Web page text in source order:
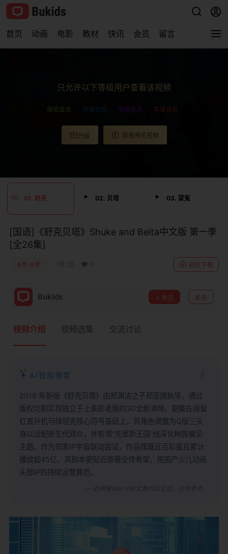
首页 动画 电影 教材 快讯 会员 留言
只允许以下等级用户查看该视频
体验会员 月度会员 季度会员 年度会员
升级 观看预览视频
01. 舒克 02. 贝塔 03. 蒙冤
[国语]《舒克贝塔》Shuke and Beita中文版 第一季
[全26集]
6岁-9岁 7月3日 前往下载
Bukids 关注 私信
视频介绍 视频选集 交流讨论
AI智能摘要
2019 年新版《舒克贝塔》由郑渊洁之子郑亚旗执导，通过
版权切割实现独立于上美影老版的3D全新演绎。剧集在保留
红直升机与绿坦克核心符号基础上，将角色调整为Q版三头
身以适配新生代观众，并新增“克里斯王国”线深化种族偏见
主题。作为郑家IP宇宙联动尝试，作品埋藏近百彩蛋且累计
播放超45亿，其剧本更贴近原著全传骨架，是国产少儿动画
头部IP的持续运营典范。